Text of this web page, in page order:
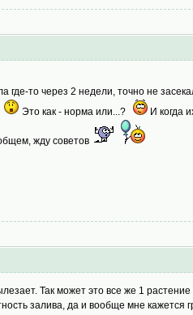
где-то через 2 недели, точно не
Это как - норма или...? И когда
жду советов
Так может это все же 1
залива, да и вообще мне кажется